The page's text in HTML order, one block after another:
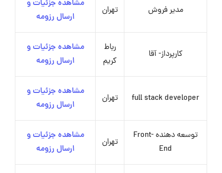
مدیر فروش تهران
مشاهده جزئیات و
ارسال رزومه
کارپرداز- آقا
رباط
کریم
مشاهده جزئیات و
ارسال رزومه
full stack developer تهران
مشاهده جزئیات و
ارسال رزومه
توسعه دهنده Front-
End
تهران
مشاهده جزئیات و
ارسال رزومه